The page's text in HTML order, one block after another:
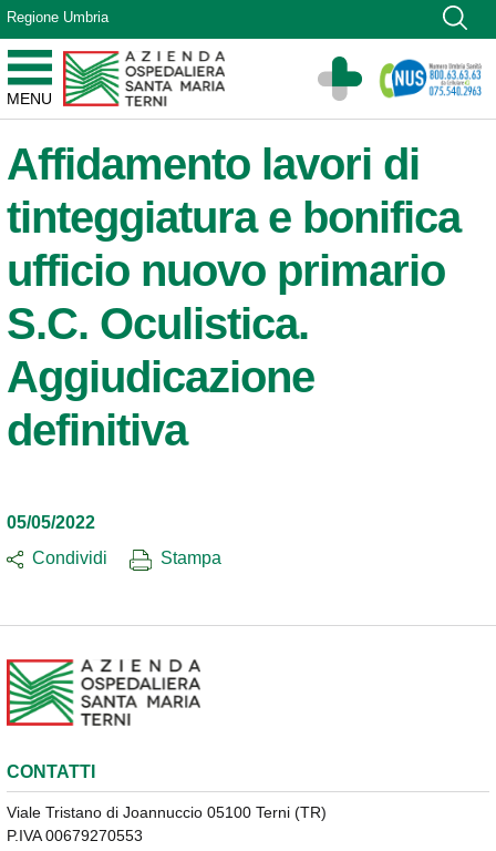
Vai ai contenuti
Vai al menu di navigazione
Vai al footer
Regione Umbria
MENU
Azienda Ospedaliera Santa Maria di Terni
Sito Istituzionale
Affidamento lavori di
tinteggiatura e bonifica
ufficio nuovo primario
S.C. Oculistica.
Aggiudicazione
definitiva
05/05/2022
Condividi
Stampa
CONTATTI
Viale Tristano di Joannuccio 05100 Terni (TR)
P.IVA 00679270553